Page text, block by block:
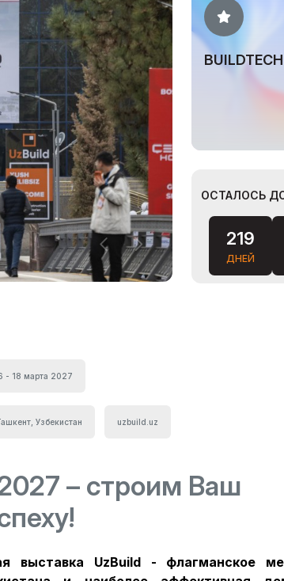
BUILDTECH
ОСТАЛОСЬ
219
ДНЕЙ
- 18 марта 2027
Узбекистан uzbuild.uz
– строим Ваш
выставка UzBuild - флагманское